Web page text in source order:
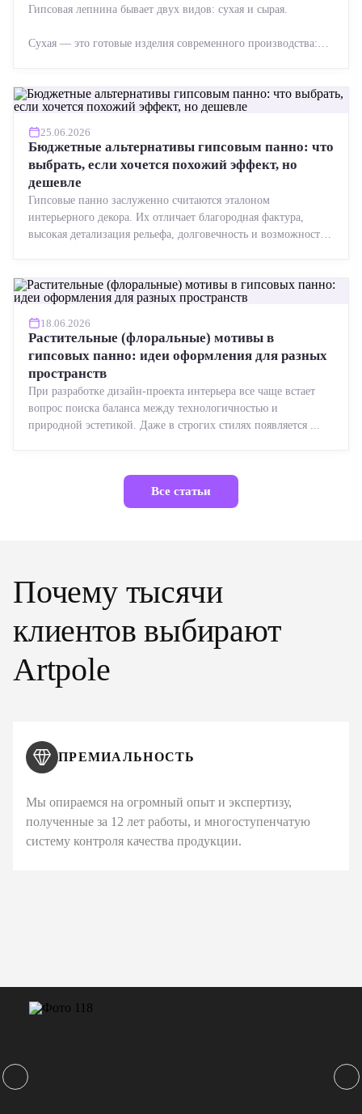
Гипсовая лепнина бывает двух видов: сухая и сырая.
Сухая — это готовые изделия современного производства:
25.06.2026
Бюджетные альтернативы гипсовым панно: что
выбрать, если хочется похожий эффект, но
дешевле
Гипсовые панно заслуженно считаются эталоном
интерьерного декора. Их отличает благородная фактура,
высокая детализация рельефа, долговечность и возможность
18.06.2026
Растительные (флоральные) мотивы в
гипсовых панно: идеи оформления для разных
пространств
При разработке дизайн-проекта интерьера все чаще встает
вопрос поиска баланса между технологичностью и
природной эстетикой. Даже в строгих стилях появляется ...
Все статьи
Почему тысячи
клиентов выбирают
Artpole
ПРЕМИАЛЬНОСТЬ
Мы опираемся на огромный опыт и экспертизу,
полученные за 12 лет работы, и многоступенчатую
систему контроля качества продукции.